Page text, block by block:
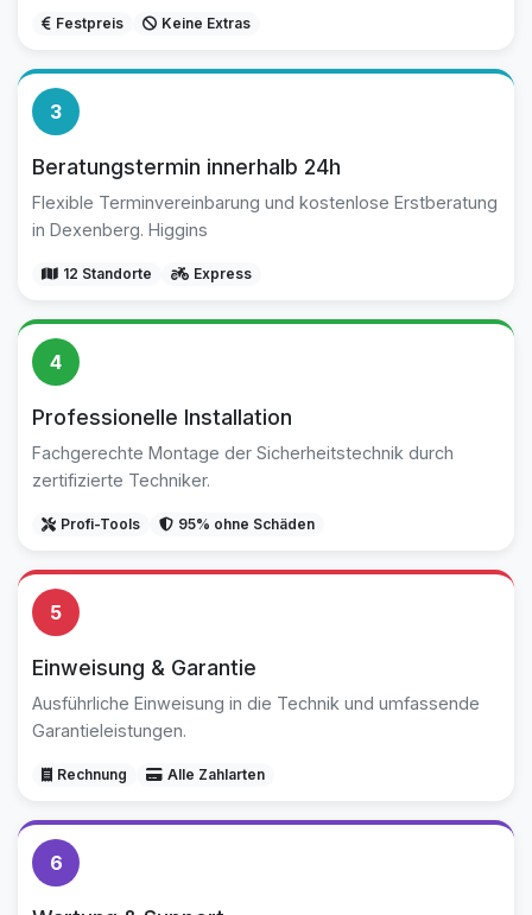
Festpreis Keine Extras
3
Beratungstermin innerhalb 24h
Flexible Terminvereinbarung und kostenlose Erstberatung
in Dexenberg. Higgins
12 Standorte Express
4
Professionelle Installation
Fachgerechte Montage der Sicherheitstechnik durch
zertifizierte Techniker.
Profi-Tools 95% ohne Schäden
5
Einweisung & Garantie
Ausführliche Einweisung in die Technik und umfassende
Garantieleistungen.
Rechnung Alle Zahlarten
6